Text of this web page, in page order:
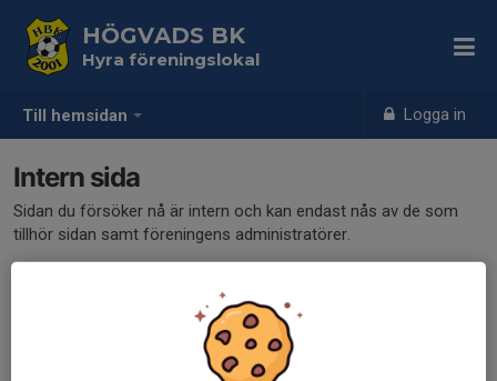
Till hemsidan Logga in
HÖGVADS BK
Hyra föreningslokal
Intern sida
Sidan du försöker nå är intern och kan endast nås av de som
tillhör sidan samt föreningens administratörer.